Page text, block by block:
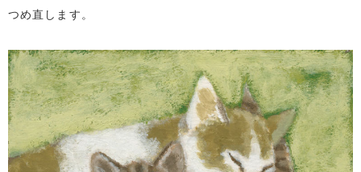
つめ直します。